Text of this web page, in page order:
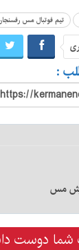
تیم فوتبال مس
:
مس
دوست